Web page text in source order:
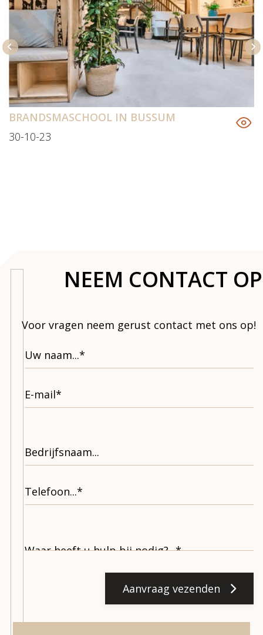
BRANDSMASCHOOL IN BUSSUM
30-10-23
NEEM CONTACT OP
Voor vragen neem gerust contact met ons op!
Aanvraag vezenden